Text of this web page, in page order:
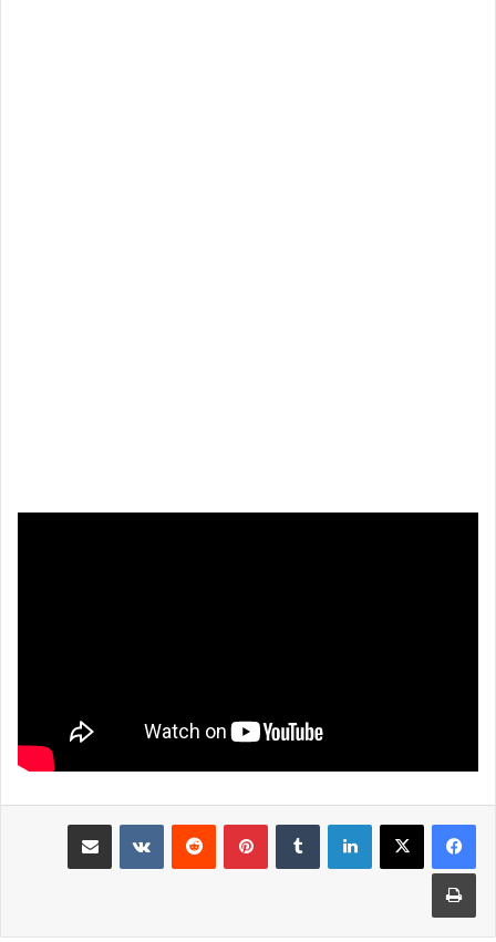
لينكدإن بينتيريست
مشاركة عبر البريد
طباعة